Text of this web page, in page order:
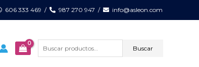
606 333 469 / 987 270 947 / info@asleon.com
por:
Buscar